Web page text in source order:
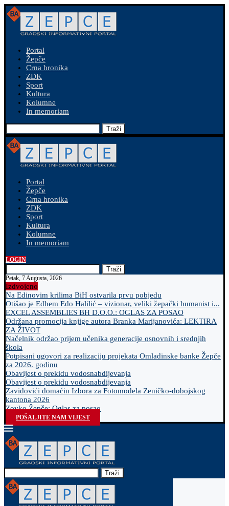
Portal
Žepče
Crna hronika
ZDK
Sport
Kultura
Kolumne
In memoriam
Traži
Portal
Žepče
Crna hronika
ZDK
Sport
Kultura
Kolumne
In memoriam
LOGIN
Traži
Petak, 7 Augusta, 2026
Izdvojeno
Na Edinovim krilima BiH ostvarila prvu pobjedu
Otišao je Edhem Edo Halilić – vizionar, veliki žepački humanist i...
EXCEL ASSEMBLIES BH D.O.O.: OGLAS ZA POSAO
Održana promocija knjige autora Branka Marijanovića: LEKTIRA
ZA ŽIVOT
Načelnik održao prijem učenika generacije osnovnih i srednjih
škola
Potpisani ugovori za realizaciju projekata Omladinske banke Žepče
za 2026. godinu
Obavijest o prekidu vodosnabdijevanja
Obavijest o prekidu vodosnabdijevanja
Zavidovići domaćin Izbora za Fotomodela Zeničko-dobojskog
kantona 2026
Zovko Žepče: Oglas za posao
POŠALJITE NAM VIJEST
Traži